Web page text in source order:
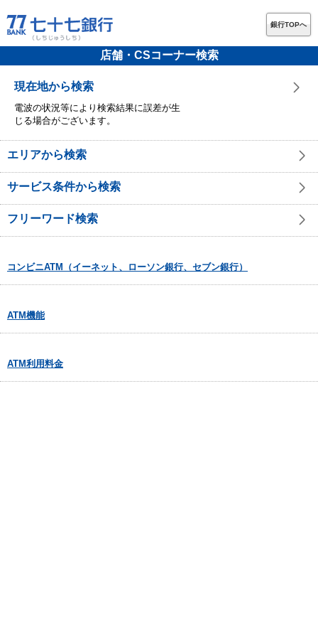
銀行TOPへ
店舗・CSコーナー検索
現在地から検索
電波の状況等により検索結果に誤差が生
じる場合がございます。
エリアから検索
サービス条件から検索
フリーワード検索
コンビニATM（イーネット、ローソン銀行、セブン銀行）
ATM機能
ATM利用料金